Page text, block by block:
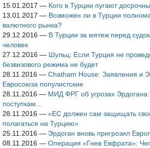
15.01.2017 — Кого в Турции пугают
13.01.2017 — Возможен ли в Турции
валютного рынка?
29.12.2016 — В Турции за мятеж перед
человек
27.12.2016 — Шульц: Если Турция не
безвизового режима не будет
28.11.2016 — Chatham House: Заявления и
Евросоюза популистские
28.11.2016 — МИД ФРГ об угрозах
поступкам...
28.11.2016 — «ЕС должен сам защищать
полагаться на Турцию»
25.11.2016 — Эрдоган вновь пригрозил
08.11.2016 — Операция «Гнев Евфрата»: